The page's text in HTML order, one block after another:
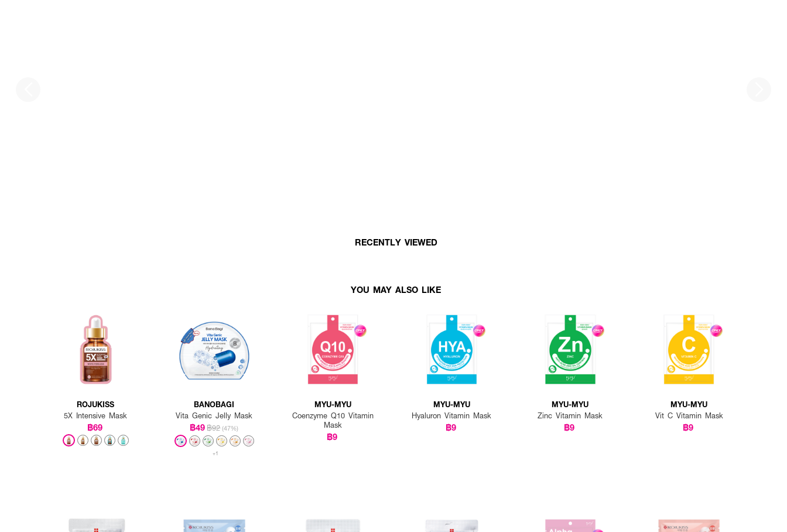
RECENTLY VIEWED
YOU MAY ALSO LIKE
ROJUKISS
5X Intensive Mask
฿69
BANOBAGI
Vita Genic Jelly Mask
฿49฿92 (47%)
+1
MYU-MYU
Coenzyme Q10 Vitamin
Mask
฿9
MYU-MYU
Hyaluron Vitamin Mask
฿9
MYU-MYU
Zinc Vitamin Mask
฿9
MYU-MYU
Vit C Vitamin Mask
฿9